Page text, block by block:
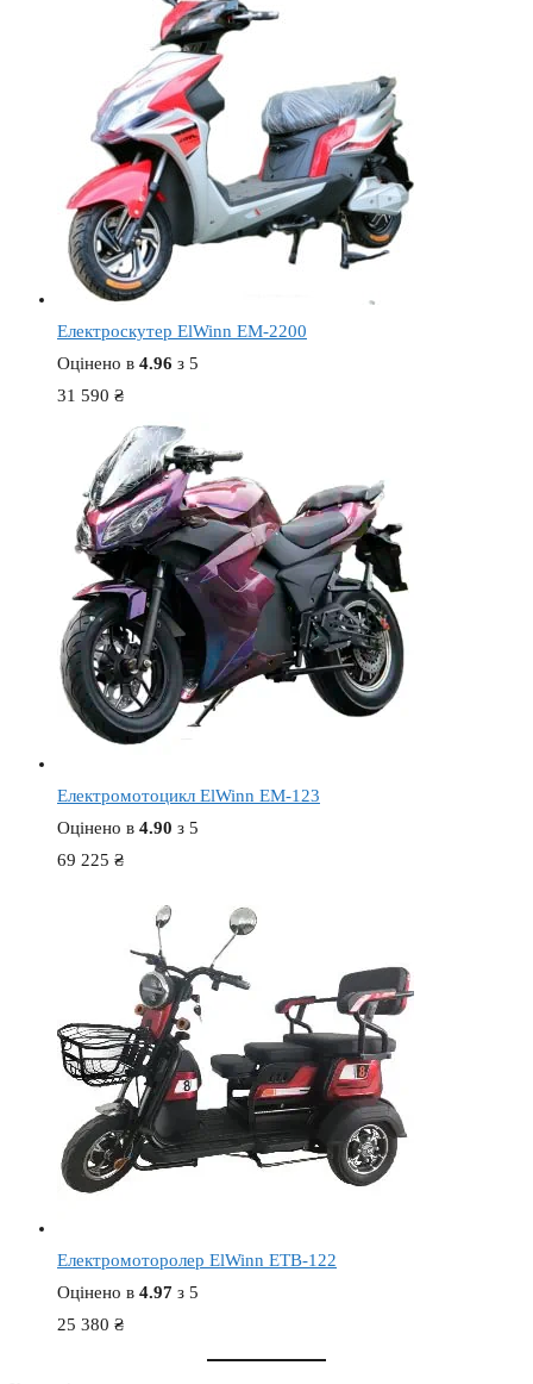
Електроскутер ElWinn EM-2200
Оцінено в 4.96 з 5
31 590 ₴
Електромотоцикл ElWinn EM-123
Оцінено в 4.90 з 5
69 225 ₴
Електромоторолер ElWinn ETB-122
Оцінено в 4.97 з 5
25 380 ₴